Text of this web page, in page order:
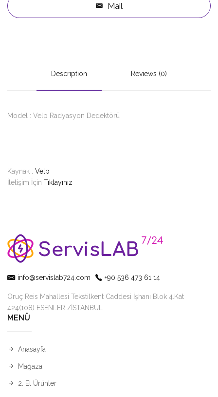
Mail
Description Reviews (0)
Model : Velp Radyasyon Dedektörü
Kaynak : Velp
İletişim İçin Tıklayınız
info@servislab724.com +90 536 473 61 14
Oruç Reis Mahallesi Tekstilkent Caddesi İşhanı Blok 4.Kat
424(108) ESENLER /İSTANBUL
MENÜ
Anasayfa
Mağaza
2. El Ürünler